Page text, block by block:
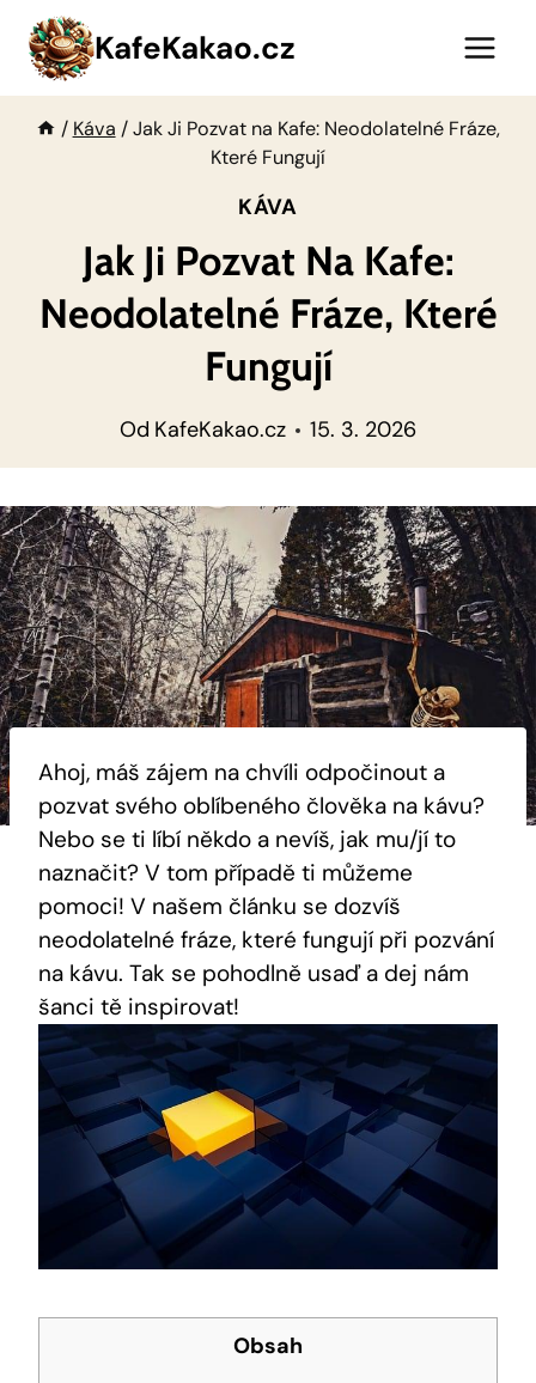
Přeskočit
obsah
KafeKakao.cz
/ Káva / Jak Ji Pozvat na Kafe: Neodolatelné Fráze,
Které Fungují
KÁVA
Jak Ji Pozvat Na Kafe:
Neodolatelné Fráze, Které
Fungují
Od KafeKakao.cz 15. 3. 2026
Ahoj, máš zájem na chvíli odpočinout a
pozvat svého oblíbeného člověka na kávu?
Nebo se ti líbí někdo a nevíš, jak mu/jí to
naznačit? V tom případě ti můžeme
pomoci! V našem článku se dozvíš
neodolatelné fráze, které fungují při pozvání
na kávu. Tak se pohodlně usaď a dej nám
šanci tě inspirovat!
Obsah